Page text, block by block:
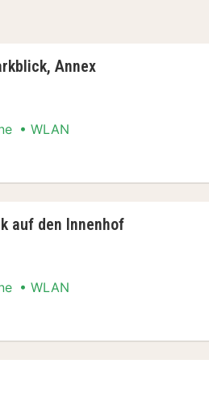
Annex
WLAN
auf den Innenhof
WLAN